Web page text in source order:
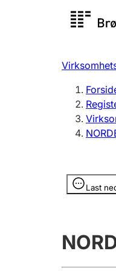
Last